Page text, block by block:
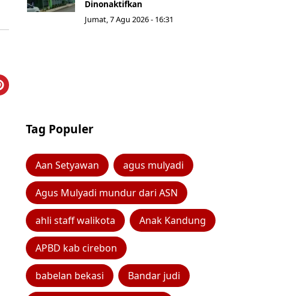
Dinonaktifkan
Jumat, 7 Agu 2026 - 16:31
Tag Populer
Aan Setyawan agus mulyadi
Agus Mulyadi mundur dari ASN
ahli staff walikota Anak Kandung
APBD kab cirebon
babelan bekasi Bandar judi